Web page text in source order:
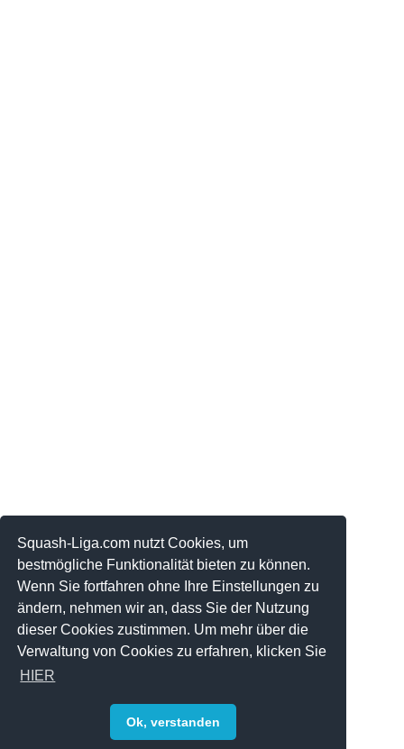
Squash-Liga.com nutzt Cookies, um
bestmögliche Funktionalität bieten zu können.
Wenn Sie fortfahren ohne Ihre Einstellungen zu
ändern, nehmen wir an, dass Sie der Nutzung
dieser Cookies zustimmen. Um mehr über die
Verwaltung von Cookies zu erfahren, klicken Sie
HIER
Ok, verstanden